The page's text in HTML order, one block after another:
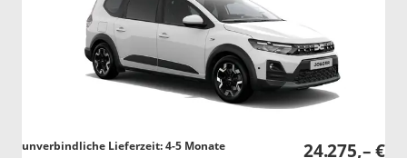
24.275,– €
unverbindliche Lieferzeit: 4-5 Monate